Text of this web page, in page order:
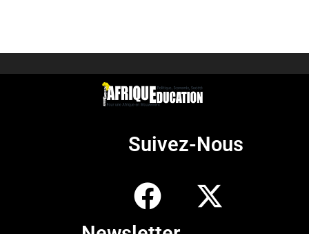
Suivez-Nous